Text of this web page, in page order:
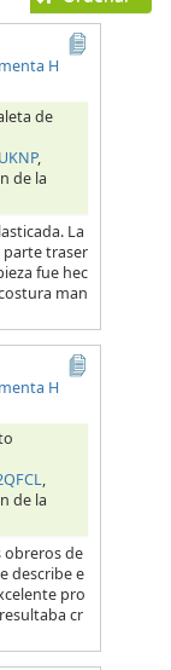
H
de
,
de la
La
parte traser
fue hec
man
H
,
de la
obreros de
describe e
pro
cr